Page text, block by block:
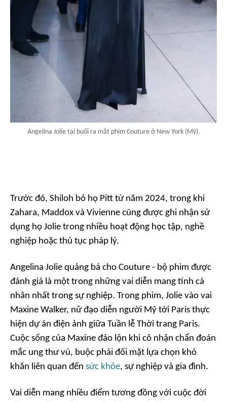
Angelina Jolie tại buổi ra mắt phim Couture ở New York (Mỹ).
Trước đó, Shiloh bỏ họ Pitt từ năm 2024, trong khi
Zahara, Maddox và Vivienne cũng được ghi nhận sử
dụng họ Jolie trong nhiều hoạt động học tập, nghề
nghiệp hoặc thủ tục pháp lý.
Angelina Jolie quảng bá cho Couture - bộ phim được
đánh giá là một trong những vai diễn mang tính cá
nhân nhất trong sự nghiệp. Trong phim, Jolie vào vai
Maxine Walker, nữ đạo diễn người Mỹ tới Paris thực
hiện dự án điện ảnh giữa Tuần lễ Thời trang Paris.
Cuộc sống của Maxine đảo lộn khi cô nhận chẩn đoán
mắc ung thư vú, buộc phải đối mặt lựa chọn khó
khăn liên quan đến sức khỏe, sự nghiệp và gia đình.
Vai diễn mang nhiều điểm tương đồng với cuộc đời